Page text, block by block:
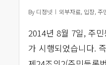
By 디정넷 외부자료, 입장,주
2014년 8월 7일, 주
가 시행되었습니다.